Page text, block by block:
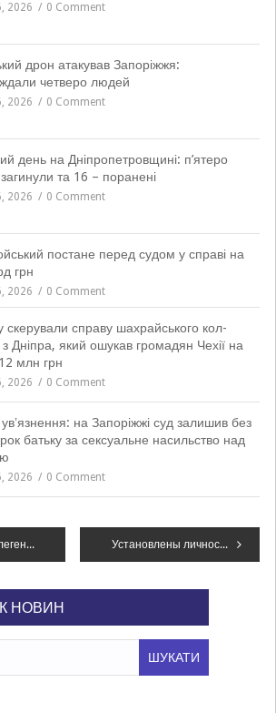
2026 0 Comment
дрон атакував Запоріжжя:
четверо людей
2026 0 Comment
день на Дніпропетровщині: п’ятеро
та 16 – поранені
2026 0 Comment
постане перед судом у справі на
грн
2026 0 Comment
скерували справу шахрайського кол-
Дніпра, який ошукав громадян Чехії на
млн грн
2026 0 Comment
увʼязнення: на Запоріжжі суд залишив без
батьку за сексуальне насильство над
2026 0 Comment
В Днепре умер легендарный экстремал Юрий Ершов Установлены личности грабителей, разыскиваемых в Днепре и других областях: фото
НОВИН